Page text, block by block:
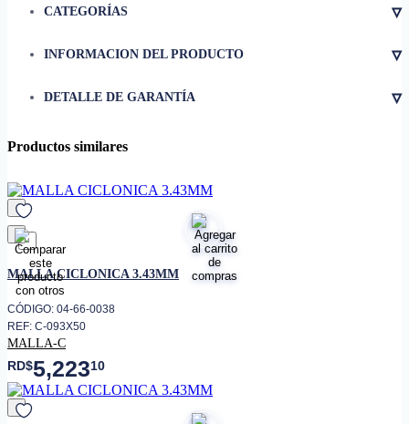
CATEGORÍAS ▿
INFORMACION DEL PRODUCTO ▿
• Uso como barrera de
• Mide 50 metros de largo.
DETALLE DE GARANTÍA ▿
Productos similares
favorito
MALLA CICLONICA 3.43MM
CÓDIGO: 04-66-0038
REF: C-093X50
MALLA-C
RD$5,22310